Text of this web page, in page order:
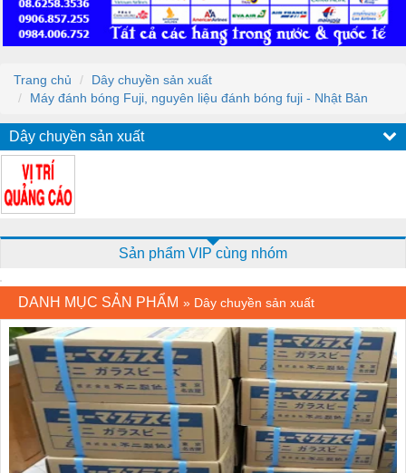
Trang chủ
Dây chuyền sản xuất
Máy đánh bóng Fuji, nguyên liệu đánh bóng fuji - Nhật Bản
Dây chuyền sản xuất
Sản phẩm VIP cùng nhóm
DANH MỤC SẢN PHẨM » Dây chuyền sản xuất